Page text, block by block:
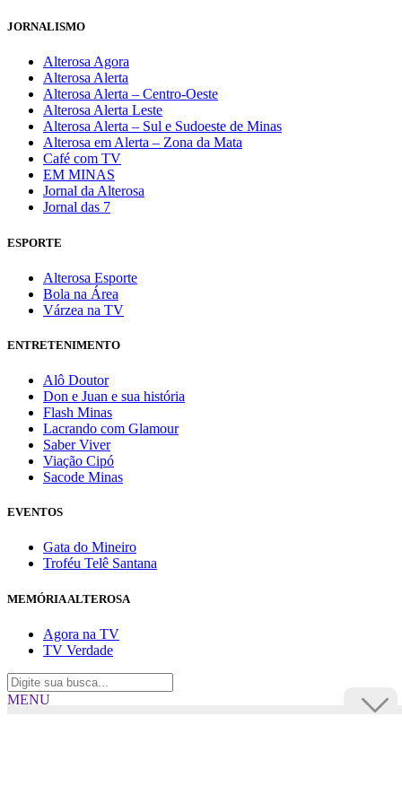
JORNALISMO
Alterosa Agora
Alterosa Alerta
Alterosa Alerta – Centro-Oeste
Alterosa Alerta Leste
Alterosa Alerta – Sul e Sudoeste de Minas
Alterosa em Alerta – Zona da Mata
Café com TV
EM MINAS
Jornal da Alterosa
Jornal das 7
ESPORTE
Alterosa Esporte
Bola na Área
Várzea na TV
ENTRETENIMENTO
Alô Doutor
Don e Juan e sua história
Flash Minas
Lacrando com Glamour
Saber Viver
Viação Cipó
Sacode Minas
EVENTOS
Gata do Mineiro
Troféu Telê Santana
MEMÓRIA ALTEROSA
Agora na TV
TV Verdade
MENU